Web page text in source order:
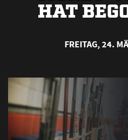
HAT
FREITAG, 24.